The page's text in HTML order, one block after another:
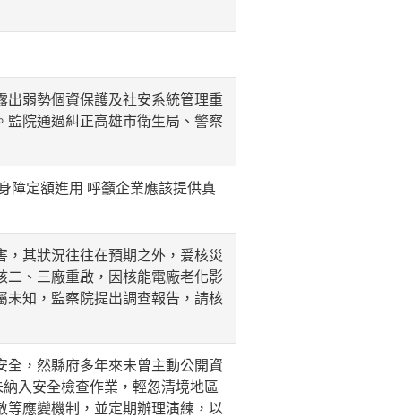
出弱勢個資保護及社安系統管理重
監院通過糾正高雄市衛生局、警察
障定額進用 呼籲企業應該提供真
，其狀況往往在預期之外，爰核災
二、三廠重啟，因核能電廠老化影
未知，監察院提出調查報告，請核
全，然縣府多年來未曾主動公開資
入安全檢查作業，輕忽清境地區
應變機制，並定期辦理演練，以